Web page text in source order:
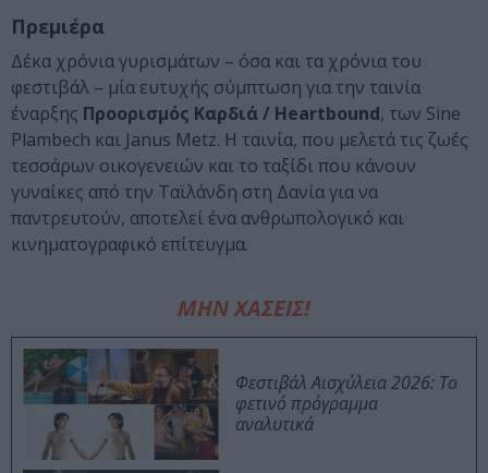
Πρεμιέρα
Δέκα χρόνια γυρισμάτων – όσα και τα χρόνια του
φεστιβάλ – μία ευτυχής σύμπτωση για την ταινία
έναρξης Προορισμός Καρδιά / Heartbound, των Sine
Plambech και Janus Metz. Η ταινία, που μελετά τις ζωές
τεσσάρων οικογενειών και το ταξίδι που κάνουν
γυναίκες από την Ταϊλάνδη στη Δανία για να
παντρευτούν, αποτελεί ένα ανθρωπολογικό και
κινηματογραφικό επίτευγμα.
ΜΗΝ ΧΑΣΕΙΣ!
Φεστιβάλ Αισχύλεια 2026: Το
φετινό πρόγραμμα
αναλυτικά